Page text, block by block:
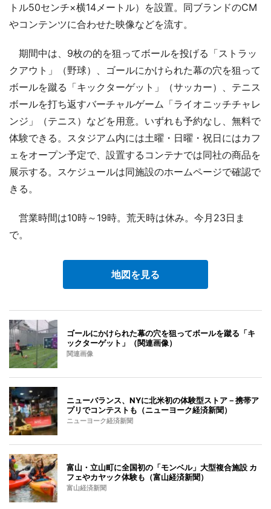
トル50センチ×横14メートル）を設置。同ブランドのCM
やコンテンツに合わせた映像などを流す。
期間中は、9枚の的を狙ってボールを投げる「ストラッ
クアウト」（野球）、ゴールにかけられた幕の穴を狙って
ボールを蹴る「キックターゲット」（サッカー）、テニス
ボールを打ち返すバーチャルゲーム「ライオニッチチャレ
ンジ」（テニス）などを用意。いずれも予約なし、無料で
体験できる。スタジアム内には土曜・日曜・祝日にはカフ
ェをオープン予定で、設置するコンテナでは同社の商品を
展示する。スケジュールは同施設のホームページで確認で
きる。
営業時間は10時～19時。荒天時は休み。今月23日ま
で。
地図を見る
ゴールにかけられた幕の穴を狙ってボールを蹴る「キ
ックターゲット」（関連画像）
関連画像
ニューバランス、NYに北米初の体験型ストア－携帯ア
プリでコンテストも（ニューヨーク経済新聞）
ニューヨーク経済新聞
富山・立山町に全国初の「モンベル」大型複合施設 カ
フェやカヤック体験も（富山経済新聞）
富山経済新聞